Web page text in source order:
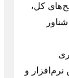
کل،
و